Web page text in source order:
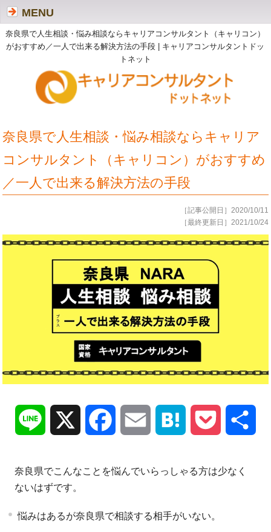
奈良県で人生相談・悩み相談ならキャリアコンサルタント（キャリコン）
がおすすめ／一人で出来る解決方法の手段 | キャリアコンサルタントドッ
トネット
MENU
奈良県で人生相談・悩み相談ならキャリア
コンサルタント（キャリコン）がおすすめ
／一人で出来る解決方法の手段
［記事公開日］2020/10/11
［最終更新日］2021/10/24
Line Facebook Email Hatena Pocket
奈良県でこんなことを悩んでいらっしゃる方は少なく
ないはずです。
悩みはあるが奈良県で相談する相手がいない。